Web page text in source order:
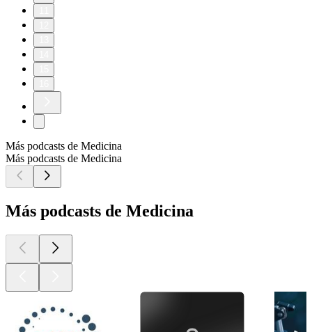
Más podcasts de Medicina
Más podcasts de Medicina
Más podcasts de Medicina